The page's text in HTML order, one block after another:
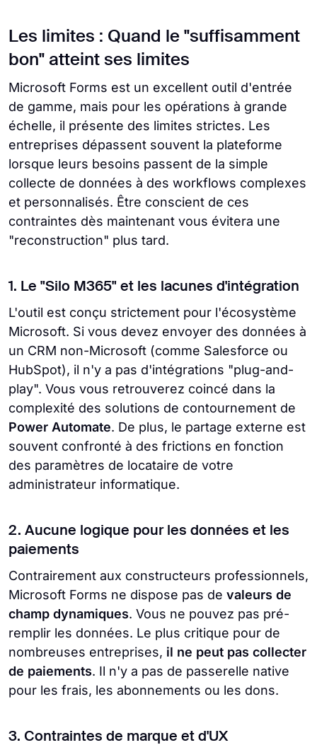
Les limites : Quand le "suffisamment
bon" atteint ses limites
Microsoft Forms est un excellent outil d'entrée
de gamme, mais pour les opérations à grande
échelle, il présente des limites strictes. Les
entreprises dépassent souvent la plateforme
lorsque leurs besoins passent de la simple
collecte de données à des workflows complexes
et personnalisés. Être conscient de ces
contraintes dès maintenant vous évitera une
"reconstruction" plus tard.
1. Le "Silo M365" et les lacunes d'intégration
L'outil est conçu strictement pour l'écosystème
Microsoft. Si vous devez envoyer des données à
un CRM non-Microsoft (comme Salesforce ou
HubSpot), il n'y a pas d'intégrations "plug-and-
play". Vous vous retrouverez coincé dans la
complexité des solutions de contournement de
Power Automate. De plus, le partage externe est
souvent confronté à des frictions en fonction
des paramètres de locataire de votre
administrateur informatique.
2. Aucune logique pour les données et les
paiements
Contrairement aux constructeurs professionnels,
Microsoft Forms ne dispose pas de valeurs de
champ dynamiques. Vous ne pouvez pas pré-
remplir les données. Le plus critique pour de
nombreuses entreprises, il ne peut pas collecter
de paiements. Il n'y a pas de passerelle native
pour les frais, les abonnements ou les dons.
3. Contraintes de marque et d'UX